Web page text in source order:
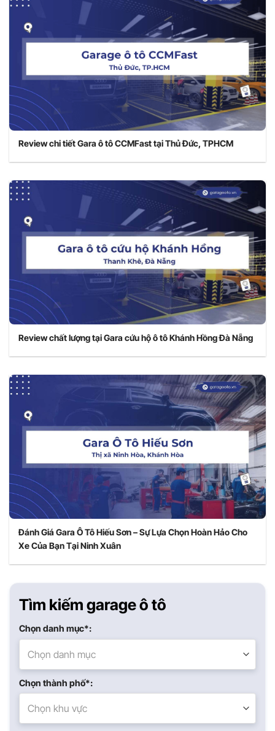
Review chi tiết Gara ô tô CCMFast tại Thủ Đức, TPHCM
Review chất lượng tại Gara cứu hộ ô tô Khánh Hồng Đà Nẵng
Đánh Giá Gara Ô Tô Hiếu Sơn – Sự Lựa Chọn Hoàn Hảo Cho
Xe Của Bạn Tại Ninh Xuân
Tìm kiếm garage ô tô
Chọn danh mục*:
Chọn danh mục
Chọn thành phố*:
Chọn khu vực